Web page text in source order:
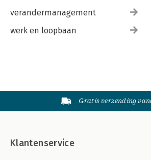
verandermanagement
werk en loopbaan
Gratis verzending
Klantenservice